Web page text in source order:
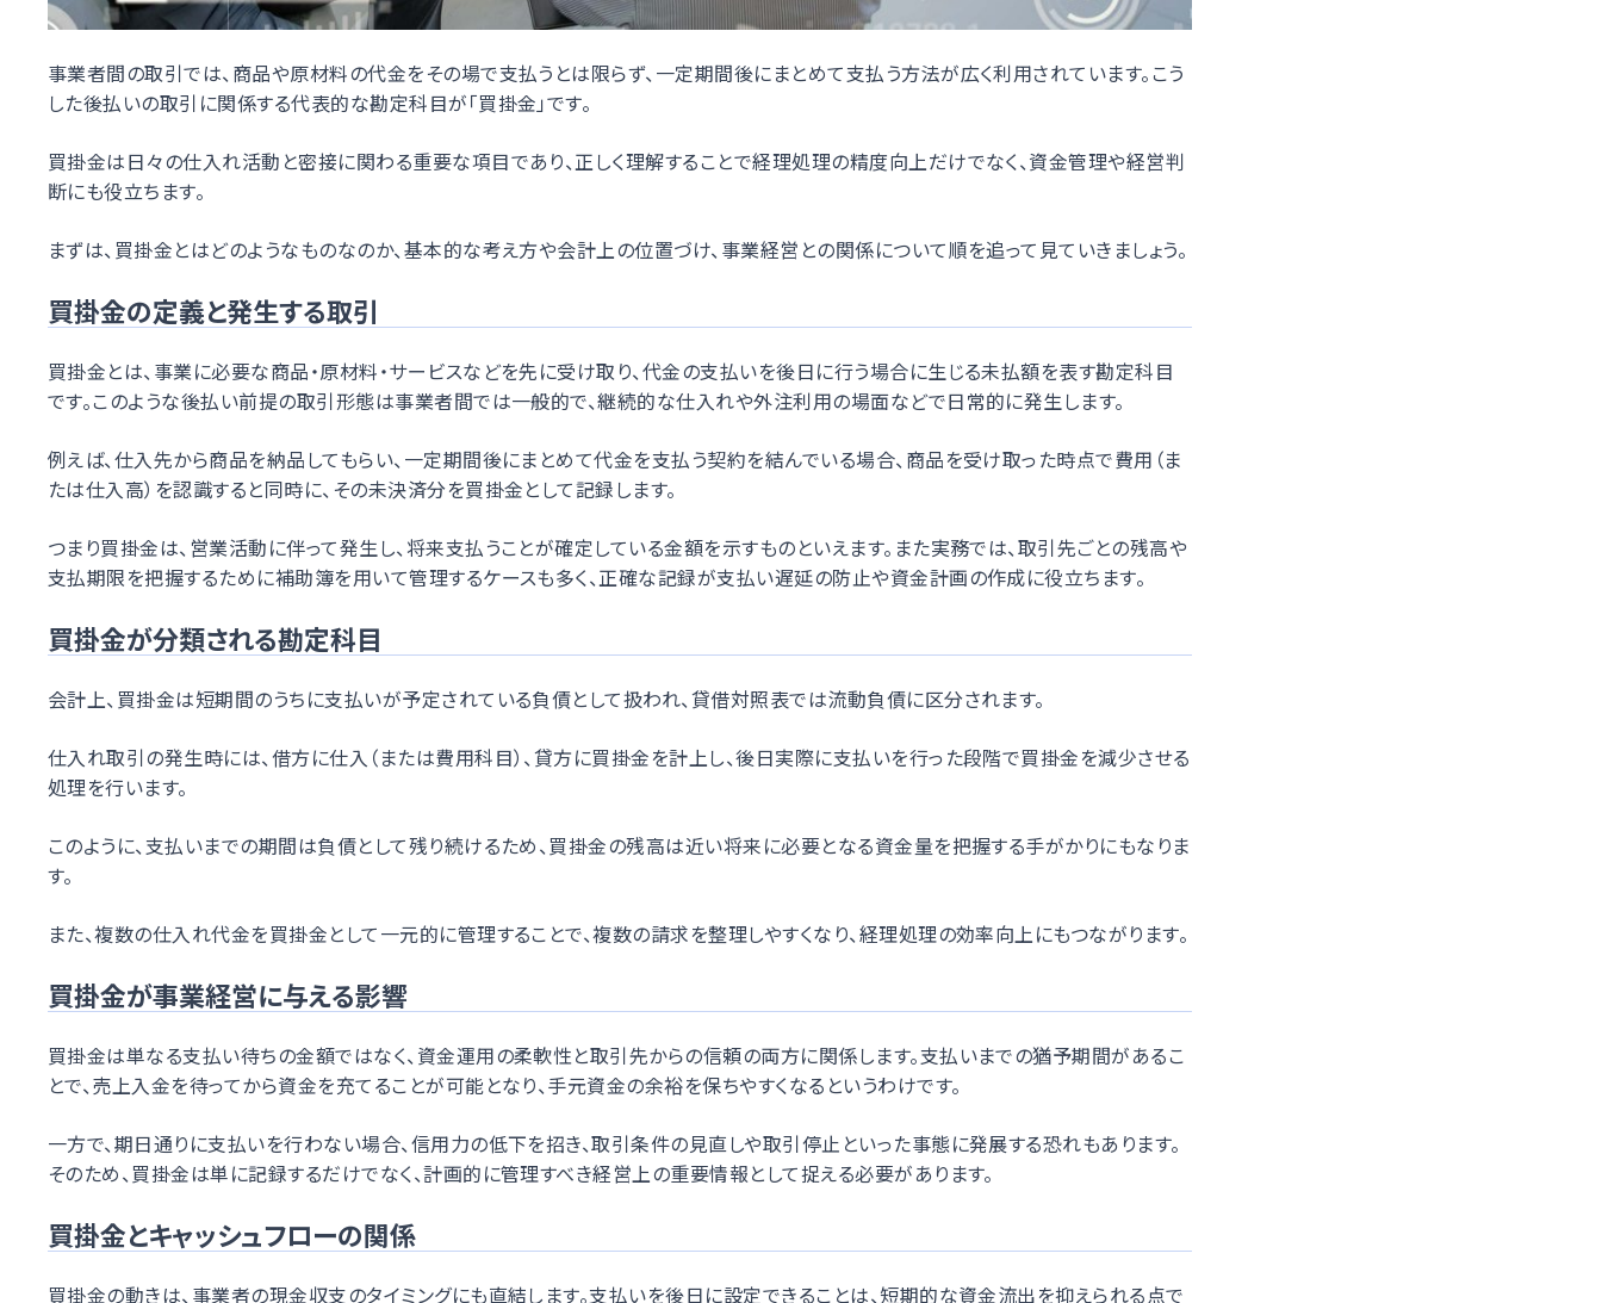
事業者間の取引では、商品や原材料の代金をその場で支払うとは限らず、一定期間後にまとめて支払う方法が広く利用されています。こう
した後払いの取引に関係する代表的な勘定科目が「買掛金」です。
買掛金は日々の仕入れ活動と密接に関わる重要な項目であり、正しく理解することで経理処理の精度向上だけでなく、資金管理や経営判
断にも役立ちます。
まずは、買掛金とはどのようなものなのか、基本的な考え方や会計上の位置づけ、事業経営との関係について順を追って見ていきましょう。
買掛金の定義と発生する取引
買掛金とは、事業に必要な商品・原材料・サービスなどを先に受け取り、代金の支払いを後日に行う場合に生じる未払額を表す勘定科目
です。このような後払い前提の取引形態は事業者間では一般的で、継続的な仕入れや外注利用の場面などで日常的に発生します。
例えば、仕入先から商品を納品してもらい、一定期間後にまとめて代金を支払う契約を結んでいる場合、商品を受け取った時点で費用（ま
たは仕入高）を認識すると同時に、その未決済分を買掛金として記録します。
つまり買掛金は、営業活動に伴って発生し、将来支払うことが確定している金額を示すものといえます。また実務では、取引先ごとの残高や
支払期限を把握するために補助簿を用いて管理するケースも多く、正確な記録が支払い遅延の防止や資金計画の作成に役立ちます。
買掛金が分類される勘定科目
会計上、買掛金は短期間のうちに支払いが予定されている負債として扱われ、貸借対照表では流動負債に区分されます。
仕入れ取引の発生時には、借方に仕入（または費用科目）、貸方に買掛金を計上し、後日実際に支払いを行った段階で買掛金を減少させる
処理を行います。
このように、支払いまでの期間は負債として残り続けるため、買掛金の残高は近い将来に必要となる資金量を把握する手がかりにもなりま
す。
また、複数の仕入れ代金を買掛金として一元的に管理することで、複数の請求を整理しやすくなり、経理処理の効率向上にもつながります。
買掛金が事業経営に与える影響
買掛金は単なる支払い待ちの金額ではなく、資金運用の柔軟性と取引先からの信頼の両方に関係します。支払いまでの猶予期間があるこ
とで、売上入金を待ってから資金を充てることが可能となり、手元資金の余裕を保ちやすくなるというわけです。
一方で、期日通りに支払いを行わない場合、信用力の低下を招き、取引条件の見直しや取引停止といった事態に発展する恐れもあります。
そのため、買掛金は単に記録するだけでなく、計画的に管理すべき経営上の重要情報として捉える必要があります。
買掛金とキャッシュフローの関係
買掛金の動きは、事業者の現金収支のタイミングにも直結します。支払いを後日に設定できることは、短期的な資金流出を抑えられる点で